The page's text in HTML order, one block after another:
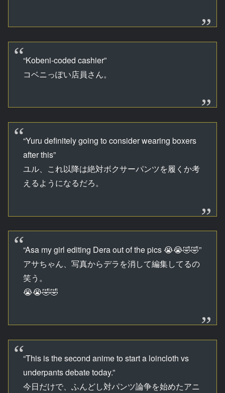
“Kobeni-coded cashier”
コベニっぽい店員さん。
“Yuru definitely going to consider wearing boxers
after this”
ユル、これ以降は絶対ボクサーパンツを履くか考
えるようになるだろ。
“Asa my girl editing Dera out of the pics 😭😭🤣🤣”
アサちゃん、写真からデラを消して編集してるの
笑う。
😭😭🤣🤣
“This is the second anime to start a loincloth vs
underpants debate today.”
今日だけで、ふんどし対パンツ論争を始めたアニ